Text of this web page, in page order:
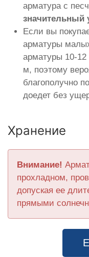
арматура с
значительный
Если вы
арматуры
арматуры 10-
м, поэтому
благополучно
доедет без
Хранение
Внимание!
прохладном,
допуская ее
прямыми